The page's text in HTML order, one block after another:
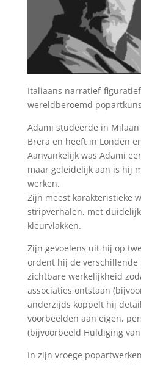
Italiaans narratief-
wereldberoemd
Adami studeerde in
Brera en heeft in Londen
Aanvankelijk was Adami
maar geleidelijk aan is hij
werken.
Zijn meest karakteristieke
stripverhalen, met
kleurvlakken.
Zijn gevoelens uit hij op
ordent hij de verschillende
zichtbare werkelijkheid
associaties ontstaan
anderzijds koppelt hij
voorbeelden aan eigen,
(bijvoorbeeld Huldiging van
In zijn vroege